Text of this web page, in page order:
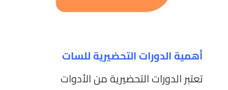
أهمية الدورات التحضيرية للسات
تعتبر الدورات التحضيرية من الأدوات